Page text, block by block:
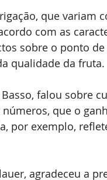
que variam
com as
sobre o ponto
qualidade da fruta.
falou sobre
que o
por exemplo,
agradeceu a